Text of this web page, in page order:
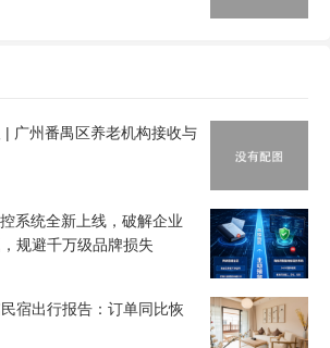
广州番禺区养老机构接收与
系统全新上线，破解企业
规避千万级品牌损失
宿出行报告：订单同比恢